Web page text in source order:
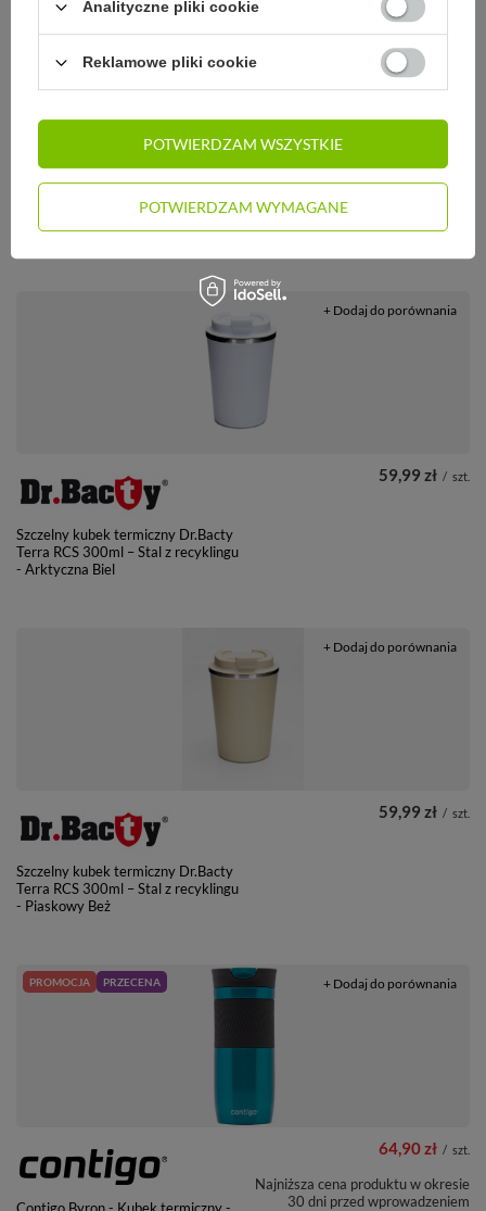
Terra RCS 300ml – Stal z recyklingu
- Czarny Mat
Szczelny kubek termiczny Dr.Bacty
Terra RCS 300ml – Stal z recyklingu
- Arktyczna Biel
59,99 zł / szt.
+ Dodaj do porównania
Szczelny kubek termiczny Dr.Bacty
Terra RCS 300ml – Stal z recyklingu
- Piaskowy Beż
59,99 zł / szt.
+ Dodaj do porównania
PROMOCJA PRZECENA
64,90 zł / szt.
Najniższa cena produktu w okresie
30 dni przed wprowadzeniem
+ Dodaj do porównania
Analityczne pliki cookie
Reklamowe pliki cookie
POTWIERDZAM WYMAGANE
POTWIERDZAM WSZYSTKIE